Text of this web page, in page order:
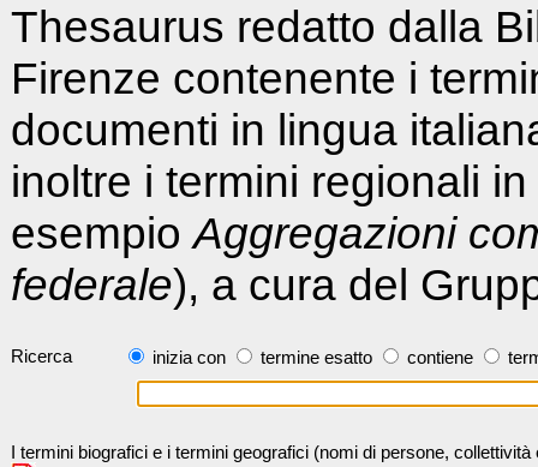
Thesaurus redatto dalla
Firenze contenente i
documenti in lingua
inoltre i termini regionali
esempioAggregazioni
federale), a cura del
Ricerca inizia con termine esatto contiene
I termini biografici e i termini geografici (nomi di persone,